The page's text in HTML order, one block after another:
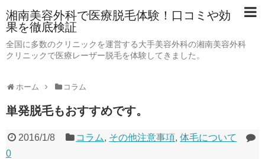
湘南美容外科で医療脱毛体験！口コミや効
果を徹底検証
全国に多数のクリニックを運営する大手美容外科の湘南美容外科
クリニックで医療レーザー脱毛を体験してきました。
ホーム コラム
単発脱毛もおすすめです。
2016/1/8 コラム, その他注意事項,体毛について
0